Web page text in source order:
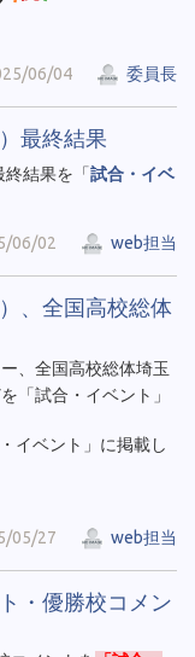
06/04 委員長
最終結果
終結果を「試合・イベ
06/02 web担当
、全国高校総体
、全国高校総体埼玉
「試合・イベント」
イベント」に掲載し
05/27 web担当
・優勝校コメン